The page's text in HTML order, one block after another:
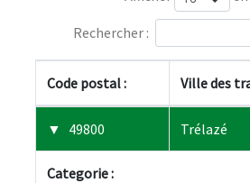
Rechercher :
Code postal : Ville des
49800 Trélazé
Categorie :